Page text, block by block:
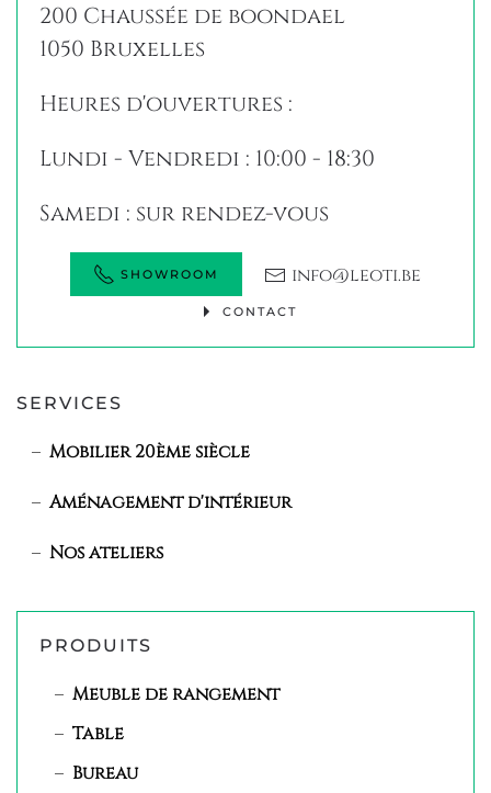
200 Chaussée de boondael
1050 Bruxelles
Heures d'ouvertures :
Lundi - Vendredi : 10:00 - 18:30
Samedi : sur rendez-vous
SHOWROOM info@leoti.be
CONTACT
SERVICES
Mobilier 20ème siècle
Aménagement d'intérieur
Nos ateliers
PRODUITS
Meuble de rangement
Table
Bureau